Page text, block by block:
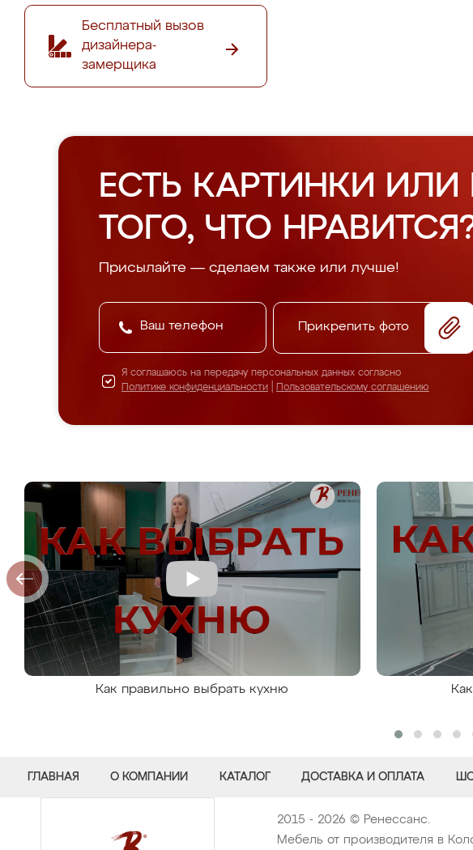
Бесплатный вызов
дизайнера-
замерщика
ЕСТЬ КАРТИНКИ ИЛИ
ТОГО, ЧТО
Присылайте — сделаем также или лучше!
Прикрепить фото
Я соглашаюсь на передачу персональных данных согласно
Политике конфиденциальности
Пользовательскому соглашению
Как правильно выбрать кухню
ГЛАВНАЯ О КОМПАНИИ КАТАЛОГ ДОСТАВКА И ОПЛАТА
2015 - 2026 © Ренессанс.
Мебель от производителя в